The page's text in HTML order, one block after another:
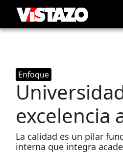
Enfoque
excelencia
La calidad es un pilar
interna que integra